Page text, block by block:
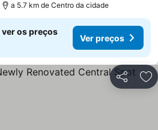
a 5.7 km de Centro da cidade
ver os preços
Ver preços
Partilhar